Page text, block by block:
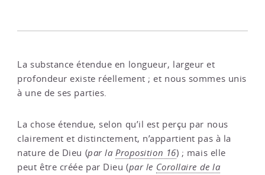
La substance étendue en longueur, largeur et
profondeur existe réellement ; et nous sommes unis
à une de ses parties.
La chose étendue, selon qu’il est perçu par nous
clairement et distinctement, n’appartient pas à la
nature de Dieu (par la Proposition 16) ; mais elle
peut être créée par Dieu (par le Corollaire de la